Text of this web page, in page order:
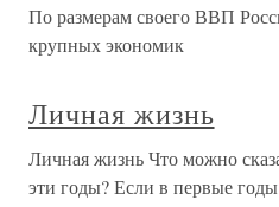
По размерам своего ВВП
крупных экономик
Личная жизнь
Личная жизнь Что можно
эти годы? Если в первые